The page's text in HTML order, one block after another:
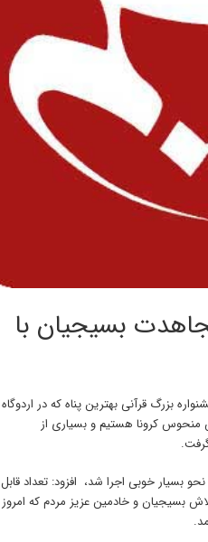
بسیجیان با
بزرگ قرآنی بهترین پناه که در اردوگاه
منحوس کرونا هستیم و بسیاری از
بسیار خوبی اجرا شد، افزود: تعداد قابل
بسیجیان و خادمین عزیز مردم که امروز